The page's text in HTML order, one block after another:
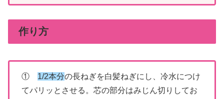
作り方
① 1/2本分の長ねぎを白髪ねぎにし、冷水につけ
てパリッとさせる。芯の部分はみじん切りしてお